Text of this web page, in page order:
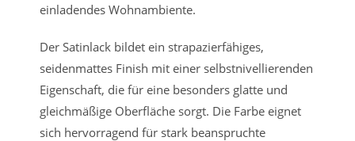
einladendes Wohnambiente.
Der Satinlack bildet ein strapazierfähiges,
seidenmattes Finish mit einer selbstnivellierenden
Eigenschaft, die für eine besonders glatte und
gleichmäßige Oberfläche sorgt. Die Farbe eignet
sich hervorragend für stark beanspruchte